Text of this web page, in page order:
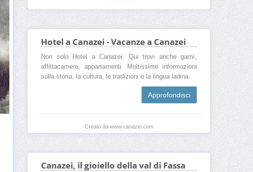
canazei centro canazei immagini
Canazei noleggio Canazei negozi
Canazei montagna Canazei mappa
Comune di Canazei
Canazei booking Eventi a Canazei
Canazei meteo Canazei altitudine
Canazei offerte Canazei consigli
Hotel a Canazei - Vacanze a Canazei
Non solo Hotel a Canazei. Qui trovi anche garnì,
affittacamere, appartamenti. Moltissime informazioni
sulla storia, la cultura, le tradizioni e la lingua ladina.
Approfondisci
Creato da www.canazei.com
Canazei, il gioiello della val di Fassa